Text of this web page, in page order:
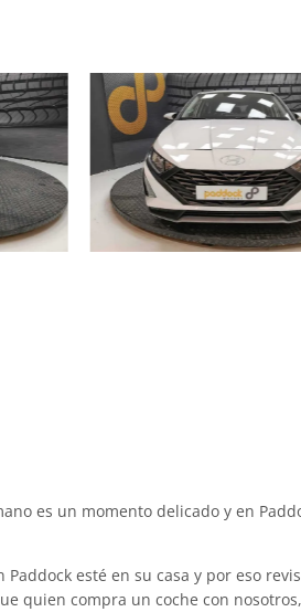
es un momento delicado y en
esté en su casa y por eso
quien compra un coche con